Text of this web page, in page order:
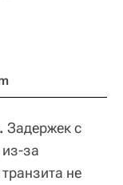
Задержек с
за
не